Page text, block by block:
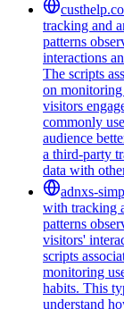
tracking and
patterns
interactions
The scripts
on
visitors
commonly
audience
a third-party
data with
adnxs-
with tracking
patterns
visitors'
scripts
monitoring
habits. This
understand